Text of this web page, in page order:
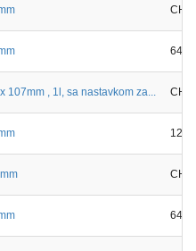
107mm , 1l, sa nastavkom za...
12-